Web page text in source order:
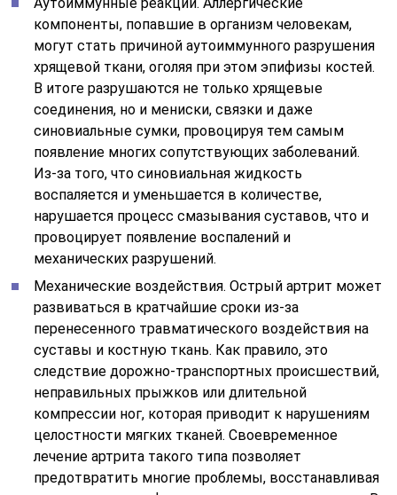
компоненты, попавшие в организм человекам,
могут стать причиной аутоиммунного разрушения
хрящевой ткани, оголяя при этом эпифизы костей.
В итоге разрушаются не только хрящевые
соединения, но и мениски, связки и даже
синовиальные сумки, провоцируя тем самым
появление многих сопутствующих заболеваний.
Из-за того, что синовиальная жидкость
воспаляется и уменьшается в количестве,
нарушается процесс смазывания суставов, что и
провоцирует появление воспалений и
механических разрушений.
Механические воздействия. Острый артрит может
развиваться в кратчайшие сроки из-за
перенесенного травматического воздействия на
суставы и костную ткань. Как правило, это
следствие дорожно-транспортных происшествий,
неправильных прыжков или длительной
компрессии ног, которая приводит к нарушениям
целостности мягких тканей. Своевременное
лечение артрита такого типа позволяет
предотвратить многие проблемы, восстанавливая